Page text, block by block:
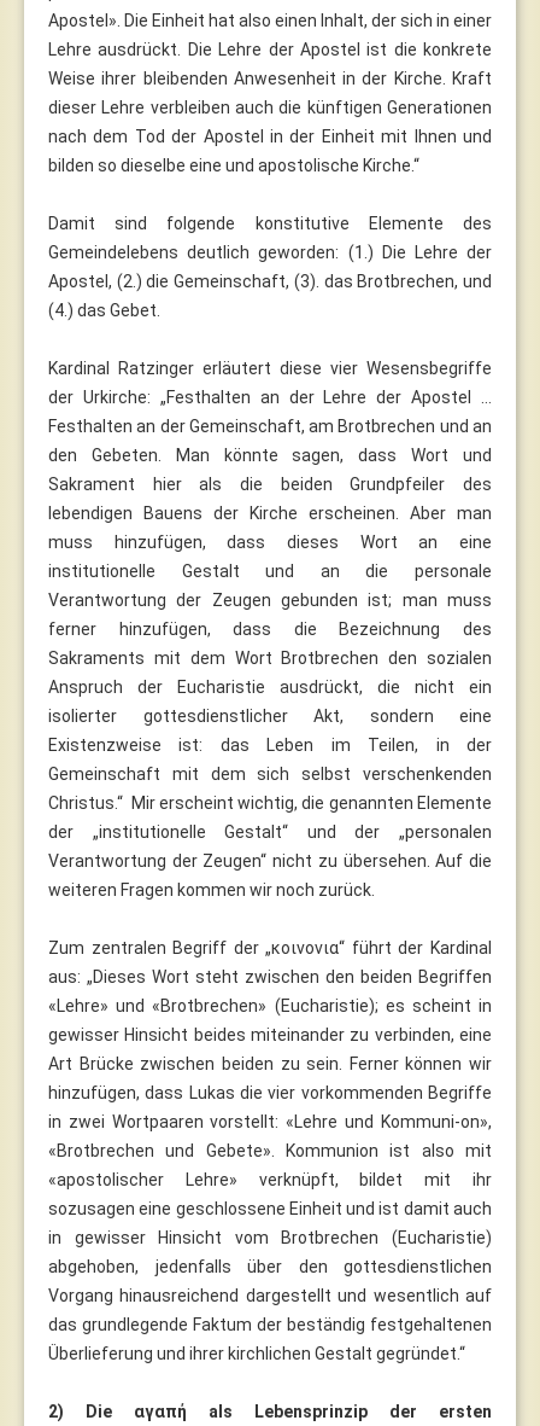
Apostel». Die Einheit hat also einen Inhalt, der sich in einer
Lehre ausdrückt. Die Lehre der Apostel ist die konkrete
Weise ihrer bleibenden Anwesenheit in der Kirche. Kraft
dieser Lehre verbleiben auch die künftigen Generationen
nach dem Tod der Apostel in der Einheit mit Ihnen und
bilden so dieselbe eine und apostolische Kirche.“
Damit sind folgende konstitutive Elemente des
Gemeindelebens deutlich geworden: (1.) Die Lehre der
Apostel, (2.) die Gemeinschaft, (3). das Brotbrechen, und
(4.) das Gebet.
Kardinal Ratzinger erläutert diese vier Wesensbegriffe
der Urkirche: „Festhalten an der Lehre der Apostel …
Festhalten an der Gemeinschaft, am Brotbrechen und an
den Gebeten. Man könnte sagen, dass Wort und
Sakrament hier als die beiden Grundpfeiler des
lebendigen Bauens der Kirche erscheinen. Aber man
muss hinzufügen, dass dieses Wort an eine
institutionelle Gestalt und an die personale
Verantwortung der Zeugen gebunden ist; man muss
ferner hinzufügen, dass die Bezeichnung des
Sakraments mit dem Wort Brotbrechen den sozialen
Anspruch der Eucharistie ausdrückt, die nicht ein
isolierter gottesdienstlicher Akt, sondern eine
Existenzweise ist: das Leben im Teilen, in der
Gemeinschaft mit dem sich selbst verschenkenden
Christus.“ Mir erscheint wichtig, die genannten Elemente
der „institutionelle Gestalt“ und der „personalen
Verantwortung der Zeugen“ nicht zu übersehen. Auf die
weiteren Fragen kommen wir noch zurück.
Zum zentralen Begriff der „κοινονια“ führt der Kardinal
aus: „Dieses Wort steht zwischen den beiden Begriffen
«Lehre» und «Brotbrechen» (Eucharistie); es scheint in
gewisser Hinsicht beides miteinander zu verbinden, eine
Art Brücke zwischen beiden zu sein. Ferner können wir
hinzufügen, dass Lukas die vier vorkommenden Begriffe
in zwei Wortpaaren vorstellt: «Lehre und Kommuni-on»,
«Brotbrechen und Gebete». Kommunion ist also mit
«apostolischer Lehre» verknüpft, bildet mit ihr
sozusagen eine geschlossene Einheit und ist damit auch
in gewisser Hinsicht vom Brotbrechen (Eucharistie)
abgehoben, jedenfalls über den gottesdienstlichen
Vorgang hinausreichend dargestellt und wesentlich auf
das grundlegende Faktum der beständig festgehaltenen
Überlieferung und ihrer kirchlichen Gestalt gegründet.“
2) Die αγαπή als Lebensprinzip der ersten